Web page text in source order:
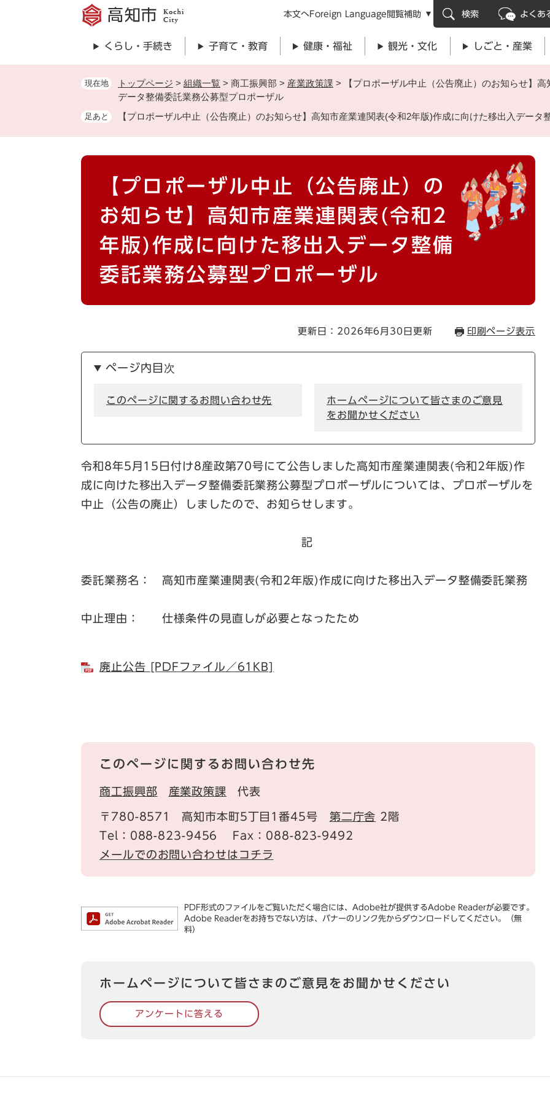
先
メニューを飛ばして本文へ
本文へForeign Language 閲覧補助 検索 よくあ
くらし・手続き 子育て・教育 健康・福祉 観光・文化 しごと・産業
現在地 トップページ > 組織一覧 > 商工振興部 > 産業政策課 >
【プロポーザル中止（公告廃止）のお知らせ】
データ整備委託業務公募型プロポーザル
足あと 【プロポーザル中止（公告廃止）のお知らせ】高知市産業連関表(令和2年版)作成に向けた移出入データ
本
【プロポーザル中止（公告廃止）の
お知らせ】高知市産業連関表(令和2
年版)作成に向けた移出入データ整備
委託業務公募型プロポーザル
更新日：2026年6月30日更新 印刷ページ表示
ページ内目次
このページに関するお問い合わせ先
ホームページについて皆さまのご意見
をお聞かせください
令和8年5月15日付け8産政第70号にて公告しました高知市産業連関表(令和2年版)作
成に向けた移出入データ整備委託業務公募型プロポーザルについては、プロポーザルを
中止（公告の廃止）しましたので、お知らせします。
記
委託業務名： 高知市産業連関表(令和2年版)作成に向けた移出入データ整備委託業務
中止理由： 仕様条件の見直しが必要となったため
廃止公告 [PDFファイル／61KB]
このページに関するお問い合わせ先
商工振興部 産業政策課 代表
〒780-8571 高知市本町5丁目1番45号 第二庁舎 2階
Tel：088-823-9456
Fax：088-823-9492
メールでのお問い合わせはコチラ
PDF形式のファイルをご覧いただく場合には、Adobe社が提供するAdobe Readerが必要です。
Adobe Readerをお持ちでない方は、バナーのリンク先からダウンロードしてください。（無
料）
ホームページについて皆さまのご意見をお聞かせください
アンケートに答える